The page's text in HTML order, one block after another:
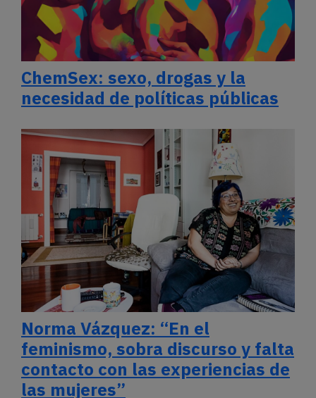
ChemSex: sexo, drogas y la
necesidad de políticas públicas
Norma Vázquez: “En el
feminismo, sobra discurso y falta
contacto con las experiencias de
las mujeres”